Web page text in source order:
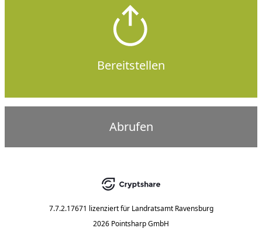
Bereitstellen
Abrufen
7.7.2.17671 lizenziert für Landratsamt Ravensburg
2026 Pointsharp GmbH